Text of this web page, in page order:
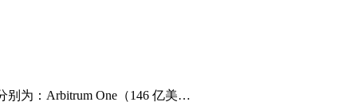
别为：Arbitrum One（146 亿美…